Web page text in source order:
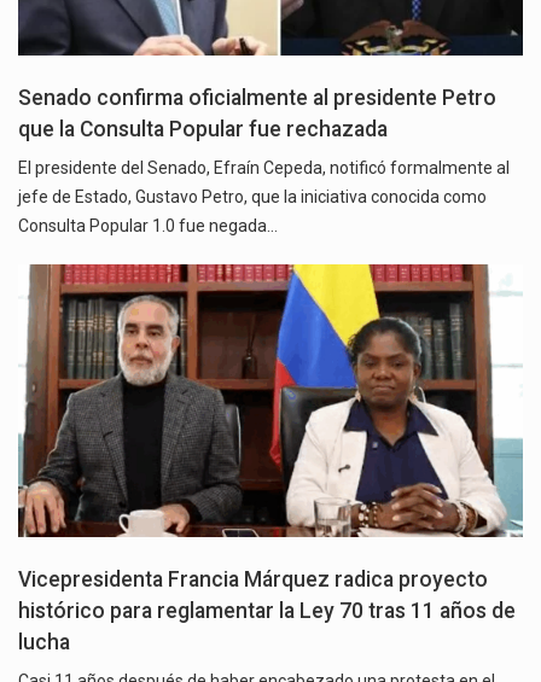
Senado confirma oficialmente al presidente Petro
que la Consulta Popular fue rechazada
El presidente del Senado, Efraín Cepeda, notificó formalmente al
jefe de Estado, Gustavo Petro, que la iniciativa conocida como
Consulta Popular 1.0 fue negada…
Vicepresidenta Francia Márquez radica proyecto
histórico para reglamentar la Ley 70 tras 11 años de
lucha